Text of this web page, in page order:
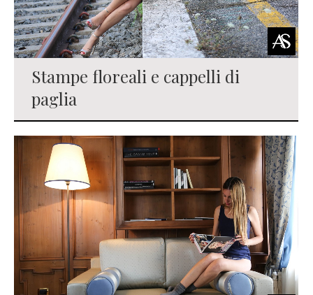
Stampe floreali e cappelli di
paglia